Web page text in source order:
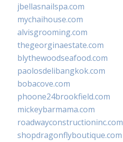
jbellasnailspa.com
mychaihouse.com
alvisgrooming.com
thegeorginaestate.com
blythewoodseafood.com
paolosdelibangkok.com
bobacove.com
phoone24brookfield.com
mickeybarmama.com
roadwayconstructioninc.com
shopdragonflyboutique.com